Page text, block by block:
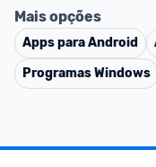
Mais opções
Apps para Android
Programas Windows